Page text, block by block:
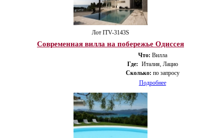
Лот ITV-3143S
Современная вилла на побережье Одиссея
Что: Вилла
Где: Италия, Лацио
Сколько: по запросу
Подробнее